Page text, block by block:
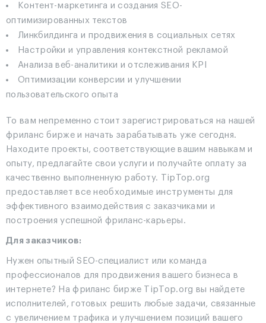
Контент-маркетинга и создания SEO-
оптимизированных текстов
Линкбилдинга и продвижения в социальных сетях
Настройки и управления контекстной рекламой
Анализа веб-аналитики и отслеживания KPI
Оптимизации конверсии и улучшении
пользовательского опыта
То вам непременно стоит зарегистрироваться на нашей
фриланс бирже и начать зарабатывать уже сегодня.
Находите проекты, соответствующие вашим навыкам и
опыту, предлагайте свои услуги и получайте оплату за
качественно выполненную работу. TipTop.org
предоставляет все необходимые инструменты для
эффективного взаимодействия с заказчиками и
построения успешной фриланс-карьеры.
Для заказчиков:
Нужен опытный SEO-специалист или команда
профессионалов для продвижения вашего бизнеса в
интернете? На фриланс бирже TipTop.org вы найдете
исполнителей, готовых решить любые задачи, связанные
с увеличением трафика и улучшением позиций вашего